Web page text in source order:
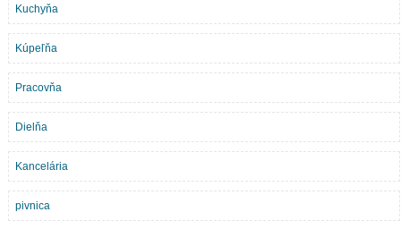
Kuchyňa
Kúpeľňa
Pracovňa
Dielňa
Kancelária
pivnica